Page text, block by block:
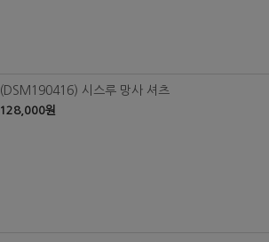
(DSM190416) 시스루 망사 셔츠
128,000원